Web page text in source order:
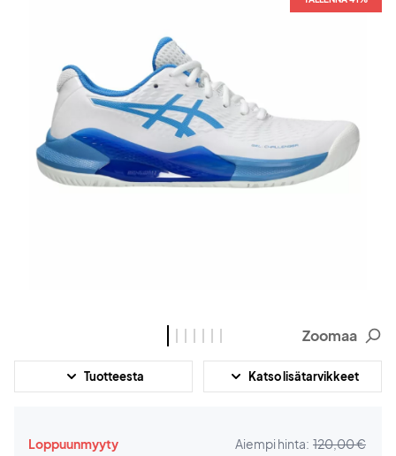
Zoomaa
Tuotteesta Katso lisätarvikkeet
Loppuunmyyty Aiempi hinta: 120,00 €